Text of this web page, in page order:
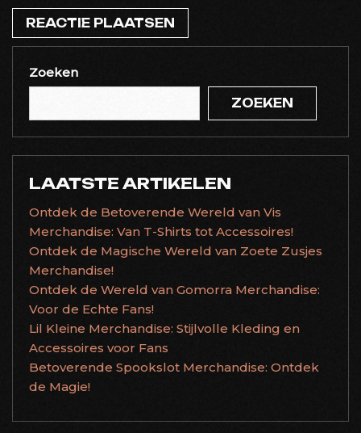
Zoeken
ZOEKEN
LAATSTE ARTIKELEN
Ontdek de Betoverende Wereld van Vis
Merchandise: Van T-Shirts tot Accessoires!
Ontdek de Magische Wereld van Zoete Zusjes
Merchandise!
Ontdek de Wereld van Gomorra Merchandise:
Voor de Echte Fans!
Lil Kleine Merchandise: Stijlvolle Kleding en
Accessoires voor Fans
Betoverende Spookslot Merchandise: Ontdek
de Magie!